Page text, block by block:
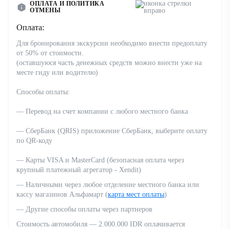
Танец Кечак— традиционный балийский танец,
исполняемый группой мужчин, которые сидят в кругу и
также известный как "обезьяний танец", изображает
сцены из индуистского эпоса "Рамаяна". Танец Кечак не
сопровождается музыкальными инструментами, а ритм
придает ему уникальную и завораживающую атмосферу.
Чтобы присоединяться, познакомьтесь с таймингом и
ОПЛАТА И ПОЛИТИКА
ОТМЕНЫ
Оплата:
Для бронирования экскурсии необходимо внести предоплату
от 50% от стоимости.
(оставшуюся часть денежных средств можно внести уже на
месте гиду или водителю)
Способы оплаты:
— Перевод на счет компании с любого местного банка
— СберБанк (QRIS) приложение СберБанк, выберите оплату
по QR-коду
— Карты VISA и MasterCard (безопасная оплата через
крупный платежный агрегатор - Xendit)
— Наличными через любое отделение местного банка или
кассу магазинов Альфамарт (карта мест оплаты)
— Другие способы оплаты через партнеров
Стоимость автомобиля — 2.000.000 IDR оплачивается